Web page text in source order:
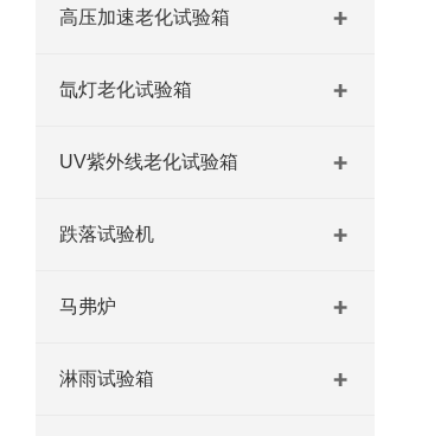
高压加速老化试验箱
氙灯老化试验箱
UV紫外线老化试验箱
跌落试验机
马弗炉
淋雨试验箱